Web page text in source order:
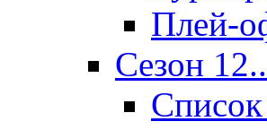
Плей-
Сезон
Список